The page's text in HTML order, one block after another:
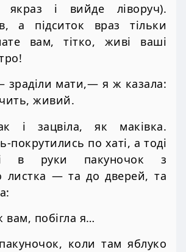
якраз і вийде ліворуч).
а підситок враз тільки
вам, тітко, живі ваші
мати,— я ж казала:
живий.
і зацвіла, як маківка.
покрутились по хаті, а тоді
в руки пакуночок з
листка — та до дверей, та
побігла я…
коли там яблуко